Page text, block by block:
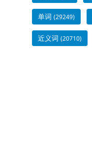
单词 (29249)
近义词 (20710)